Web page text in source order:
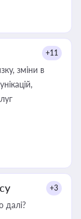
+11
зміни в
+3
далі?